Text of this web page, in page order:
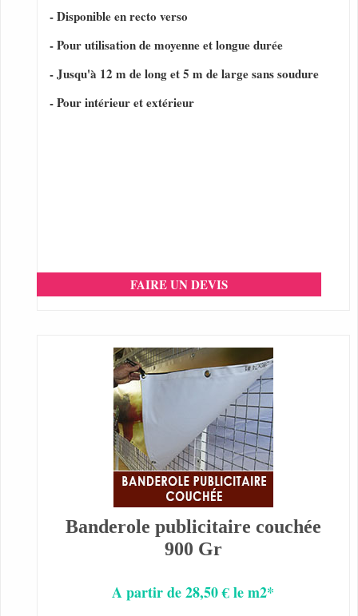
- Disponible en recto verso
- Pour utilisation de moyenne et longue durée
- Jusqu'à 12 m de long et 5 m de large sans soudure
- Pour intérieur et extérieur
FAIRE UN DEVIS
Banderole publicitaire couchée
900 Gr
A partir de 28,50 € le m2*